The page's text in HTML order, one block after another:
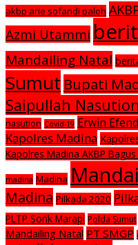
akbp arie sofandi paloh
Azmi Utammi
Mandailing Natal
Sumut Bupati
Saipullah Nasution
nasution Covid-19 Erwin
Kapolres Madina
Kapolres Madina AKBP
madina Madina
Madina Pilkada 2020
PLTP Sorik Marapi Polda Sumut
Mandailing Natal PT SMGP